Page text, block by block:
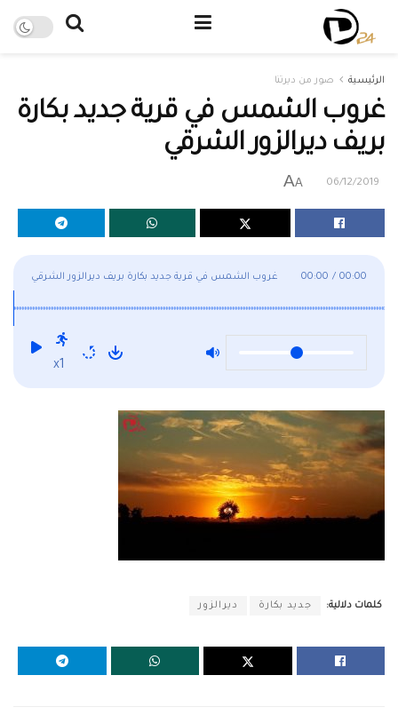
الرئيسية صور من ديرتنا
غروب الشمس في قرية جديد بكارة
بريف ديرالزور الشرقي
06/12/2019
A
A
غروب الشمس في قرية جديد بكارة بريف ديرالزور الشرقي 00:00 / 00:00
x1
كلمات دلالية: جديد بكارة ديرالزور